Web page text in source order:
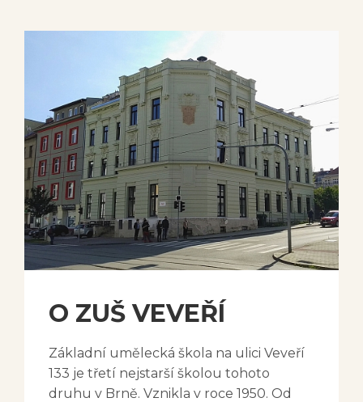
O ZUŠ VEVEŘÍ
Základní umělecká škola na ulici Veveří
133 je třetí nejstarší školou tohoto
druhu v Brně. Vznikla v roce 1950. Od